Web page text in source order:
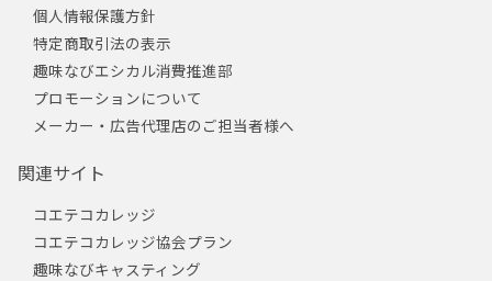
個人情報保護方針
特定商取引法の表示
趣味なびエシカル消費推進部
プロモーションについて
メーカー・広告代理店のご担当者様へ
関連サイト
コエテコカレッジ
コエテコカレッジ協会プラン
趣味なびキャスティング